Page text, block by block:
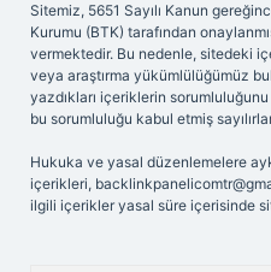
Sitemiz, 5651 Sayılı Kanun
Kurumu (BTK) tarafından
vermektedir. Bu nedenle, sitedeki
veya araştırma yükümlülüğümüz
yazdıkları içeriklerin
bu sorumluluğu kabul etmiş
Hukuka ve yasal düzenlemelere
içerikleri,
ilgili içerikler yasal süre içerisinde